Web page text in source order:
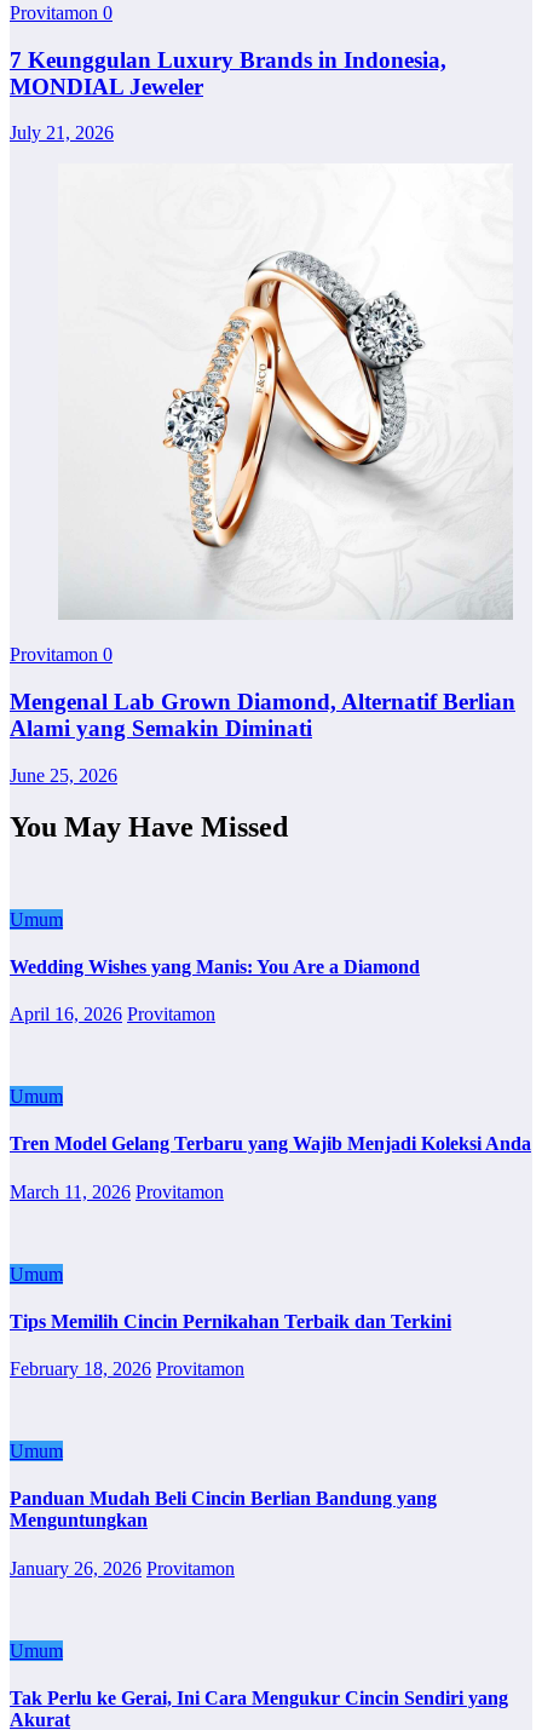
Provitamon 0
7 Keunggulan Luxury Brands in Indonesia,
MONDIAL Jeweler
July 21, 2026
Provitamon 0
Mengenal Lab Grown Diamond, Alternatif Berlian
Alami yang Semakin Diminati
June 25, 2026
You May Have Missed
Umum
Wedding Wishes yang Manis: You Are a Diamond
April 16, 2026 Provitamon
Umum
Tren Model Gelang Terbaru yang Wajib Menjadi Koleksi Anda
March 11, 2026 Provitamon
Umum
Tips Memilih Cincin Pernikahan Terbaik dan Terkini
February 18, 2026 Provitamon
Umum
Panduan Mudah Beli Cincin Berlian Bandung yang
Menguntungkan
January 26, 2026 Provitamon
Umum
Tak Perlu ke Gerai, Ini Cara Mengukur Cincin Sendiri yang
Akurat